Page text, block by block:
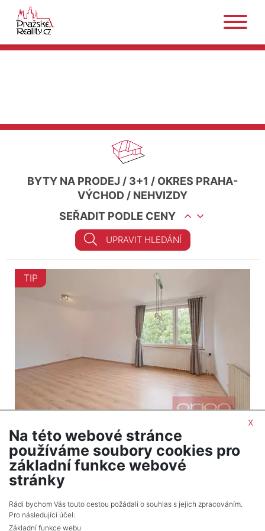
BYTY NA PRODEJ / 3+1 / OKRES PRAHA-
VÝCHOD / NEHVIZDY
SEŘADIT PODLE CENY
UPRAVIT HLEDÁNÍ
TIP
Byt na prodej / 3+1 / 84 m2
Praha 5 - Smíchov
13 300 000 Kč (za nemovitost) Cena včetně
provize a právního servisu.
x
Na této webové stránce
používáme soubory cookies pro
základní funkce webové
stránky
Rádi bychom Vás touto cestou požádali o souhlas s jejich zpracováním.
Pro následující účel:
Základní funkce webu